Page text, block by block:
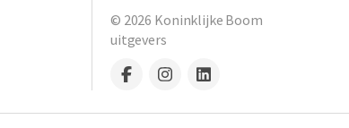
© 2026 Koninklijke Boom
uitgevers